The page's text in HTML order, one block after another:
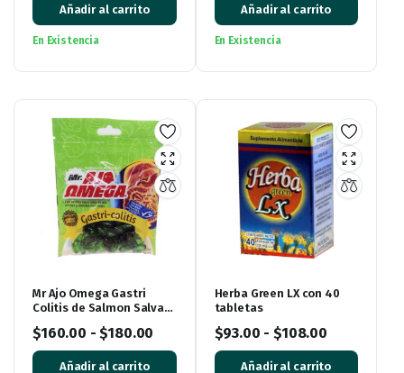
Añadir al carrito
En Existencia
Añadir al carrito
En Existencia
Mr Ajo Omega Gastri
Colitis de Salmon Salvaje
Cápsulas de Gel
$160.00 - $180.00
Añadir al carrito
Herba Green LX con 40
tabletas
$93.00 - $108.00
Añadir al carrito